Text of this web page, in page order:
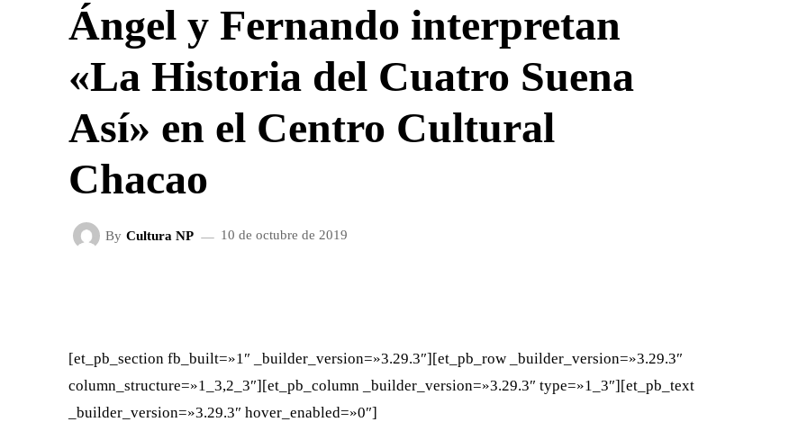
Ángel y Fernando interpretan
«La Historia del Cuatro Suena
Así» en el Centro Cultural
Chacao
By Cultura NP 10 de octubre de 2019
[et_pb_section fb_built=»1″ _builder_version=»3.29.3″][et_pb_row _builder_version=»3.29.3″
column_structure=»1_3,2_3″][et_pb_column _builder_version=»3.29.3″ type=»1_3″][et_pb_text
_builder_version=»3.29.3″ hover_enabled=»0″]